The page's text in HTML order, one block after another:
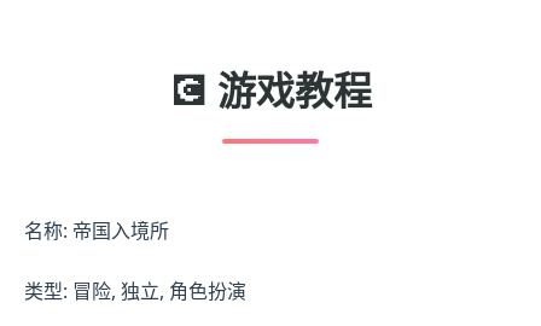
💽 游戏教程
名称: 帝国入境所
类型: 冒险, 独立, 角色扮演